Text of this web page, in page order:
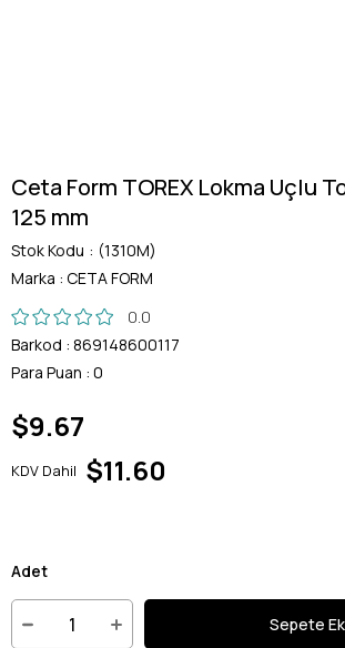
Ceta Form TOREX Lokma Uçlu
125 mm
Stok Kodu
(1310M)
Marka : CETA FORM
0.0
Barkod : 869148600117
Para Puan : 0
$9.67
KDV Dahil $11.60
Adet